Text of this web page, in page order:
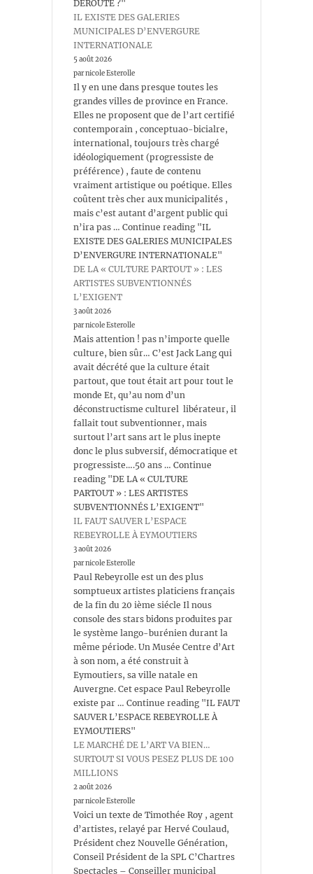
DÉROUTE ?"
IL EXISTE DES GALERIES
MUNICIPALES D’ENVERGURE
INTERNATIONALE
5 août 2026
par nicole Esterolle
Il y en une dans presque toutes les
grandes villes de province en France.
Elles ne proposent que de l’art certifié
contemporain , conceptuao-bicialre,
international, toujours très chargé
idéologiquement (progressiste de
préférence) , faute de contenu
vraiment artistique ou poétique. Elles
coûtent très cher aux municipalités ,
mais c’est autant d’argent public qui
n’ira pas … Continue reading "IL
EXISTE DES GALERIES MUNICIPALES
D’ENVERGURE INTERNATIONALE"
DE LA « CULTURE PARTOUT » : LES
ARTISTES SUBVENTIONNÉS
L’EXIGENT
3 août 2026
par nicole Esterolle
Mais attention ! pas n’importe quelle
culture, bien sûr… C’est Jack Lang qui
avait décrété que la culture était
partout, que tout était art pour tout le
monde Et, qu’au nom d’un
déconstructisme culturel libérateur, il
fallait tout subventionner, mais
surtout l’art sans art le plus inepte
donc le plus subversif, démocratique et
progressiste….50 ans … Continue
reading "DE LA « CULTURE
PARTOUT » : LES ARTISTES
SUBVENTIONNÉS L’EXIGENT"
IL FAUT SAUVER L’ESPACE
REBEYROLLE À EYMOUTIERS
3 août 2026
par nicole Esterolle
Paul Rebeyrolle est un des plus
somptueux artistes platiciens français
de la fin du 20 ième siécle Il nous
console des stars bidons produites par
le système lango-burénien durant la
même période. Un Musée Centre d’Art
à son nom, a été construit à
Eymoutiers, sa ville natale en
Auvergne. Cet espace Paul Rebeyrolle
existe par … Continue reading "IL FAUT
SAUVER L’ESPACE REBEYROLLE À
EYMOUTIERS"
LE MARCHÉ DE L’ART VA BIEN…
SURTOUT SI VOUS PESEZ PLUS DE 100
MILLIONS
2 août 2026
par nicole Esterolle
Voici un texte de Timothée Roy , agent
d’artistes, relayé par Hervé Coulaud,
Président chez Nouvelle Génération,
Conseil Président de la SPL C’Chartres
Spectacles – Conseiller municipal